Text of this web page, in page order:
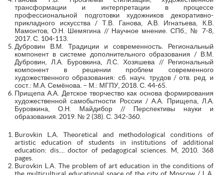
трансформации и интерпретации в процессе
профессиональной подготовки художников декоративно-
прикладного искусства / Т.В. Ганова, А.В. Игнатьева, К.В.
Мамонтов, О.Н. Шемягина // Научное мнение. СПб., № 7-8,
2017. С. 104-113.
Дубровин В.М. Традиции и современность. Региональный
компонент в системе дополнительного образования / В.М.
Дубровин, Л.А. Буровкина, Л.С. Хозяшева // Региональный
компонент в решении проблем современного
художественного образования: сб. науч. трудов / отв. ред. и
сост.: М.А. Семёнова. – М.: МГПУ, 2018. С. 44-65.
Прищепа А.А. Детское творчество как основа формирования
художественной самобытности России / А.А. Прищепа, Л.А.
Буровкина, О.Н. Майдибор // Перспективы науки и
образования. 2019. № 2 (38). С. 342-360.
Burovkin L.A. Theoretical and methodological conditions of
artistic education of students in institutions of additional
education: dis.... doctor of pedagogical sciences. M, 2010. 368
pages.
Burovkin L.A. The problem of art education in the conditions of
the multicultural educational space of the city of Moscow / L.A.